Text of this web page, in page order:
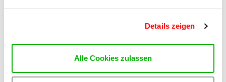
Details zeigen
Alle Cookies zulassen
Mo bis Fr 15 - 19 Uhr, Sa 11 - 15 Uhr
(und nach Vereinbarung, Tel. 0676/7028053)